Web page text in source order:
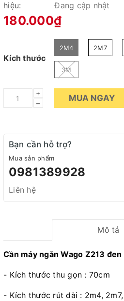
hiệu:
Đang cập nhật
180.000₫
Kích thước
2M4 2M7
3M
+
–
MUA NGAY
Bạn cần hỗ trợ?
Mua sản phẩm
0981389928
Liên hệ
Mô tả
Cần máy ngắn Wago Z213 đen
- Kích thước thu gọn : 70cm
- Kích thước rút dài : 2m4,